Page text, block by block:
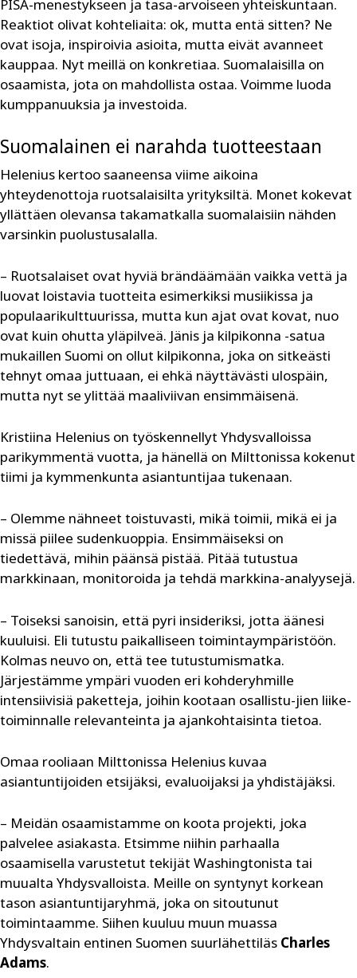
PISA-menestykseen ja tasa-arvoiseen yhteiskuntaan.
Reaktiot olivat kohteliaita: ok, mutta entä sitten? Ne
ovat isoja, inspiroivia asioita, mutta eivät avanneet
kauppaa. Nyt meillä on konkretiaa. Suomalaisilla on
osaamista, jota on mahdollista ostaa. Voimme luoda
kumppanuuksia ja investoida.
Suomalainen ei narahda tuotteestaan
Helenius kertoo saaneensa viime aikoina
yhteydenottoja ruotsalaisilta yrityksiltä. Monet kokevat
yllättäen olevansa takamatkalla suomalaisiin nähden
varsinkin puolustusalalla.
– Ruotsalaiset ovat hyviä brändäämään vaikka vettä ja
luovat loistavia tuotteita esimerkiksi musiikissa ja
populaarikulttuurissa, mutta kun ajat ovat kovat, nuo
ovat kuin ohutta yläpilveä. Jänis ja kilpikonna -satua
mukaillen Suomi on ollut kilpikonna, joka on sitkeästi
tehnyt omaa juttuaan, ei ehkä näyttävästi ulospäin,
mutta nyt se ylittää maaliviivan ensimmäisenä.
Kristiina Helenius on työskennellyt Yhdysvalloissa
parikymmentä vuotta, ja hänellä on Milttonissa kokenut
tiimi ja kymmenkunta asiantuntijaa tukenaan.
– Olemme nähneet toistuvasti, mikä toimii, mikä ei ja
missä piilee sudenkuoppia. Ensimmäiseksi on
tiedettävä, mihin päänsä pistää. Pitää tutustua
markkinaan, monitoroida ja tehdä markkina-analyysejä.
– Toiseksi sanoisin, että pyri insideriksi, jotta äänesi
kuuluisi. Eli tutustu paikalliseen toimintaympäristöön.
Kolmas neuvo on, että tee tutustumismatka.
Järjestämme ympäri vuoden eri kohderyhmille
intensiivisiä paketteja, joihin kootaan osallistu-jien liike-
toiminnalle relevanteinta ja ajankohtaisinta tietoa.
Omaa rooliaan Milttonissa Helenius kuvaa
asiantuntijoiden etsijäksi, evaluoijaksi ja yhdistäjäksi.
– Meidän osaamistamme on koota projekti, joka
palvelee asiakasta. Etsimme niihin parhaalla
osaamisella varustetut tekijät Washingtonista tai
muualta Yhdysvalloista. Meille on syntynyt korkean
tason asiantuntijaryhmä, joka on sitoutunut
toimintaamme. Siihen kuuluu muun muassa
Yhdysvaltain entinen Suomen suurlähettiläs Charles
Adams.